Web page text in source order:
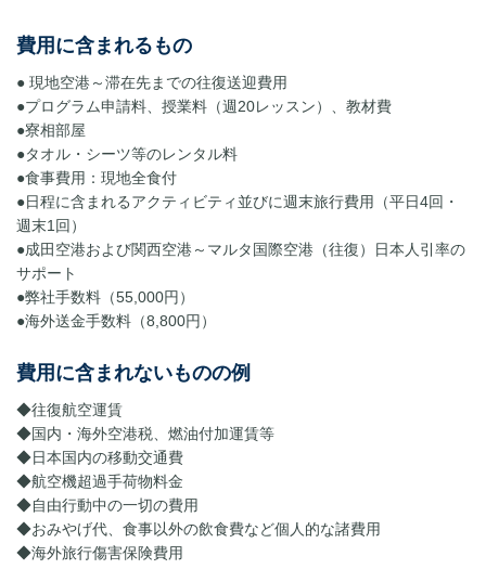
費用に含まれるもの
● 現地空港～滞在先までの往復送迎費用
●プログラム申請料、授業料（週20レッスン）、教材費
●寮相部屋
●タオル・シーツ等のレンタル料
●食事費用：現地全食付
●日程に含まれるアクティビティ並びに週末旅行費用（平日4回・
週末1回）
●成田空港および関西空港～マルタ国際空港（往復）日本人引率の
サポート
●弊社手数料（55,000円）
●海外送金手数料（8,800円）
費用に含まれないものの例
◆往復航空運賃
◆国内・海外空港税、燃油付加運賃等
◆日本国内の移動交通費
◆航空機超過手荷物料金
◆自由行動中の一切の費用
◆おみやげ代、食事以外の飲食費など個人的な諸費用
◆海外旅行傷害保険費用